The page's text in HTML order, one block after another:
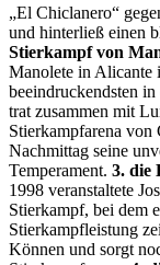
„El Chiclanero“
und hinterließ einen
Stierkampf von
Manolete in Alicante
beeindruckendsten
trat zusammen mit
Stierkampfarena von
Nachmittag seine
Temperament. 3. die
1998 veranstaltete
Stierkampf, bei dem
Stierkampfleistung
Können und sorgt